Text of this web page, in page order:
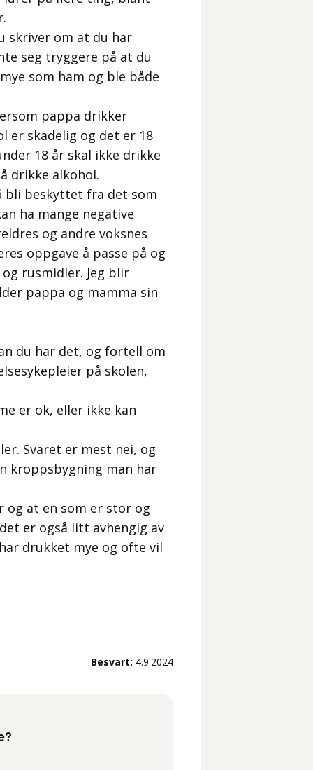
skriver om at du har
seg tryggere på at du
som ham og ble både
pappa drikker
er skadelig og det er 18
18 år skal ikke drikke
drikke alkohol.
bli beskyttet fra det som
ha mange negative
og andre voksnes
oppgave å passe på og
rusmidler. Jeg blir
pappa og mamma sin
du har det, og fortell om
på skolen,
er ok, eller ikke kan
Svaret er mest nei, og
kroppsbygning man har
og at en som er stor og
er også litt avhengig av
drukket mye og ofte vil
Besvart: 4.9.2024